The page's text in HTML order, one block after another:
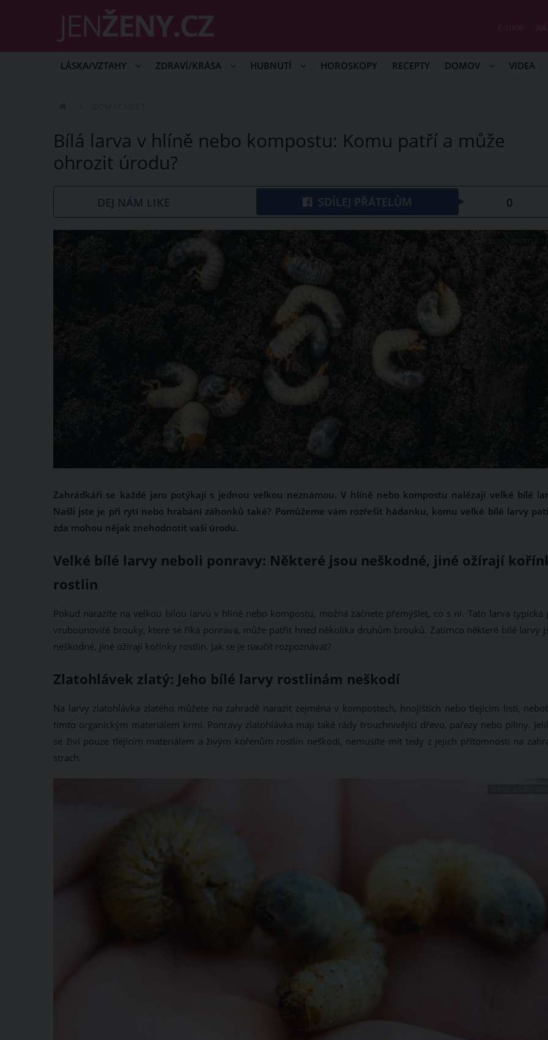
LÁSKA/VZTAHY ZDRAVÍ/KRÁSA HUBNUTÍ HOROSKOPY RECEPTY DOMOV VIDEA
Bílá larva v hlíně nebo kompostu: Komu patří a může
ohrozit úrodu?
DEJ NÁM LIKE SDÍLEJ PŘÁTELŮM 0
ZDROJ:
Zahrádkáři se každé jaro potýkají s jednou velkou neznámou. V hlíně nebo kompostu nalézají velké bílé
Našli jste je při rytí nebo hrabání záhonků také? Pomůžeme vám rozřešit hádanku, komu velké bílé larvy
zda mohou nějak znehodnotit vaši úrodu.
Velké bílé larvy neboli ponravy: Některé jsou neškodné, jiné ožírají
rostlin
Pokud narazíte na velkou bílou larvu v hlíně nebo kompostu, možná začnete přemýšlet, co s ní. Tato larva typická
vrubounovité brouky, které se říká ponrava, může patřit hned několika druhům brouků. Zatímco některé bílé larvy
neškodné, jiné ožírají kořínky rostlin. Jak se je naučit rozpoznávat?
Zlatohlávek zlatý: Jeho bílé larvy rostlinám neškodí
Na larvy zlatohlávka zlatého můžete na zahradě narazit zejména v kompostech, hnojištích nebo tlejícím listí,
tímto organickým materiálem krmí. Ponravy zlatohlávka mají také rády trouchnivějící dřevo, pařezy nebo piliny.
se živí pouze tlejícím materiálem a živým kořenům rostlin neškodí, nemusíte mít tedy z jejich přítomnosti na
strach.